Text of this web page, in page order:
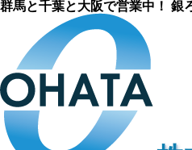
群馬と千葉と大阪で営業中！ 銀